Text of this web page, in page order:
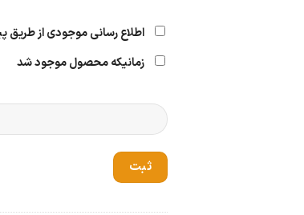
اطلاع رسانی موجودی از طریق
زمانیکه محصول موجود شد
ثبت